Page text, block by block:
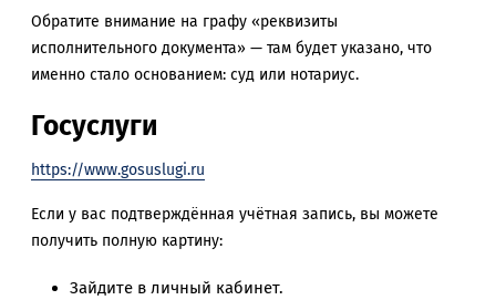
Обратите внимание на графу «реквизиты
исполнительного документа» — там будет указано, что
именно стало основанием: суд или нотариус.
Госуслуги
https://www.gosuslugi.ru
Если у вас подтверждённая учётная запись, вы можете
получить полную картину:
Зайдите в личный кабинет.